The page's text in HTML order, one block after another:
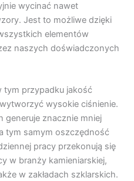
wycinać nawet
Jest to możliwe dzięki
elementów
naszych doświadczonych
tym przypadku jakość
wysokie ciśnienie.
generuje znacznie mniej
tym samym oszczędność
pracy przekonują się
w branży kamieniarskiej,
w zakładach szklarskich.